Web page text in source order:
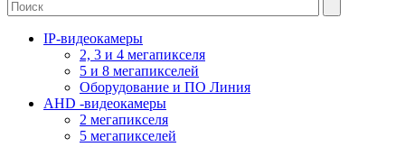
IP-видеокамеры
2, 3 и 4 мегапикселя
5 и 8 мегапикселей
Оборудование и ПО Линия
AHD -видеокамеры
2 мегапикселя
5 мегапикселей